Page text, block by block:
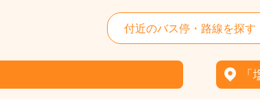
付近のバス停・路線を探す